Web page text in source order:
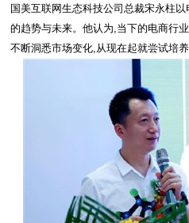
国美互联网生态科技公司总裁宋永柱
的趋势与未来。他认为,当下的电商行
不断洞悉市场变化,从现在起就尝试培养